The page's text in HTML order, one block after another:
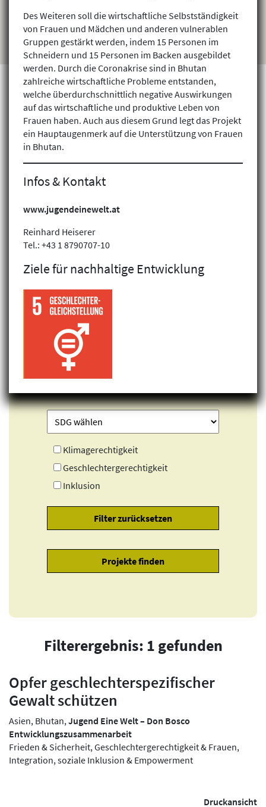
Projekte finden
Klimagerechtigkeit
Geschlechtergerechtigkeit
Inklusion
Filterergebnis: 1 gefunden
Opfer geschlechterspezifischer
Gewalt schützen
Asien, Bhutan, Jugend Eine Welt – Don Bosco
Entwicklungszusammenarbeit
Frieden & Sicherheit, Geschlechtergerechtigkeit & Frauen,
Integration, soziale Inklusion & Empowerment
Druckansicht
Des Weiteren soll die wirtschaftliche Selbstständigkeit
von Frauen und Mädchen und anderen vulnerablen
Gruppen gestärkt werden, indem 15 Personen im
Schneidern und 15 Personen im Backen ausgebildet
werden. Durch die Coronakrise sind in Bhutan
zahlreiche wirtschaftliche Probleme entstanden,
welche überdurchschnittlich negative Auswirkungen
auf das wirtschaftliche und produktive Leben von
Frauen haben. Auch aus diesem Grund legt das Projekt
ein Hauptaugenmerk auf die Unterstützung von Frauen
in Bhutan.
Infos & Kontakt
www.jugendeinewelt.at
Reinhard Heiserer
Tel.: +43 1 8790707-10
Ziele für nachhaltige Entwicklung